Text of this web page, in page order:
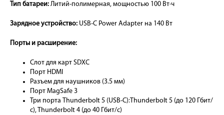
Тип батареи: Литий-полимерная, мощностью 100 Вт·ч
Зарядное устройство: USB-C Power Adapter на 140 Вт
Порты и расширение:
Слот для карт SDXC
Порт HDMI
Разъем для наушников (3.5 мм)
Порт MagSafe 3
Три порта Thunderbolt 5 (USB-C):Thunderbolt 5 (до 120 Гбит/
с), Thunderbolt 4 (до 40 Гбит/с)